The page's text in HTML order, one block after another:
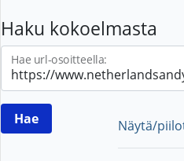
Haku kokoelmasta
Hae url-osoitteella:
Näytä/